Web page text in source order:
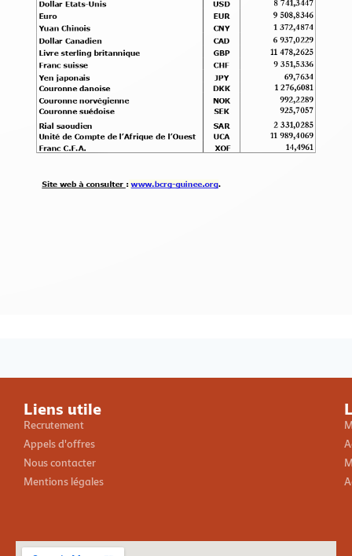
Liens utile
Recrutement
Appels d'offres
Nous contacter
Mentions légales